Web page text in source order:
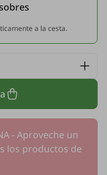
a la cesta.
- Aproveche un
los productos de